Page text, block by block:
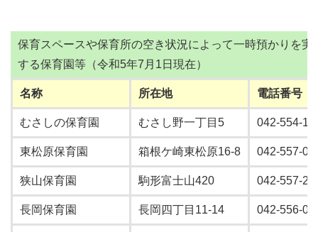
保育スペースや保育所の空き状況によって一時預かりを実
する保育園等（令和5年7月1日現在）
名称 所在地 電話番号
むさしの保育園 むさし野一丁目5 042-554-
東松原保育園 箱根ケ崎東松原16-8 042-557-
狭山保育園 駒形富士山420 042-557-
長岡保育園 長岡四丁目11-14 042-556-